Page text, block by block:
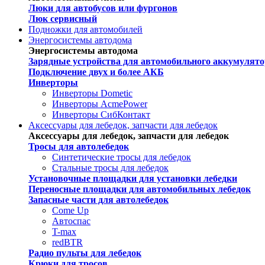
Люки для автобусов или фургонов
Люк сервисный
Подножки для автомобилей
Энергосистемы автодома
Энергосистемы автодома
Зарядные устройства для автомобильного
Подключение двух и более АКБ
Инверторы
Инверторы Dometic
Инверторы AcmePower
Инверторы СибКонтакт
Аксессуары для лебедок, запчасти для лебедок
Аксессуары для лебедок, запчасти для лебедок
Тросы для автолебедок
Синтетические тросы для лебедок
Стальные тросы для лебедок
Установочные площадки для установки лебедки
Переносные площадки для автомобильных лебедок
Запасные части для автолебедок
Come Up
Автоспас
T-max
redBTR
Радио пульты для лебедок